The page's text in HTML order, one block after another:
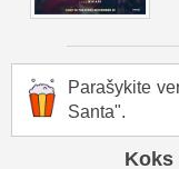
Parašykite
Santa".